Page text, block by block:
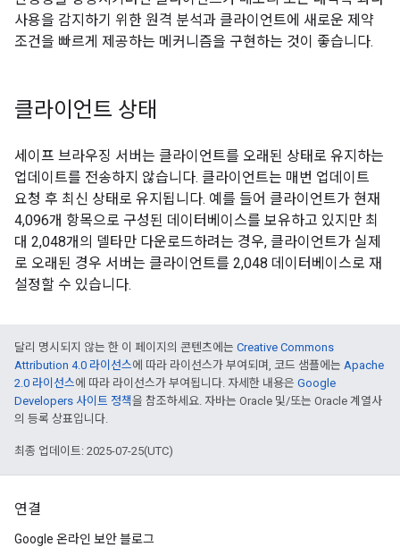
사용을 감지하기 위한 원격 분석과 클라이언트에 새로운 제약
조건을 빠르게 제공하는 메커니즘을 구현하는 것이 좋습니다.
클라이언트 상태
세이프 브라우징 서버는 클라이언트를 오래된 상태로 유지하는
업데이트를 전송하지 않습니다. 클라이언트는 매번 업데이트
요청 후 최신 상태로 유지됩니다. 예를 들어 클라이언트가 현재
4,096개 항목으로 구성된 데이터베이스를 보유하고 있지만 최
대 2,048개의 델타만 다운로드하려는 경우, 클라이언트가 실제
로 오래된 경우 서버는 클라이언트를 2,048 데이터베이스로 재
설정할 수 있습니다.
달리 명시되지 않는 한 이 페이지의 콘텐츠에는 Creative Commons
Attribution 4.0 라이선스에 따라 라이선스가 부여되며, 코드 샘플에는 Apache
2.0 라이선스에 따라 라이선스가 부여됩니다. 자세한 내용은 Google
Developers 사이트 정책을 참조하세요. 자바는 Oracle 및/또는 Oracle 계열사
의 등록 상표입니다.
최종 업데이트: 2025-07-25(UTC)
연결
Google 온라인 보안 블로그